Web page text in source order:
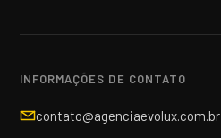
INFORMAÇÕES DE CONTATO
contato@agenciaevolux.com.br